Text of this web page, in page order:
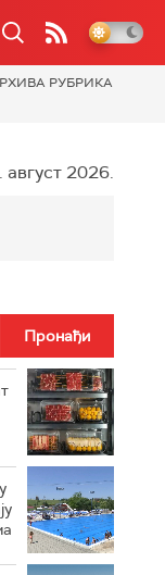
РУБРИКА
август 2026.